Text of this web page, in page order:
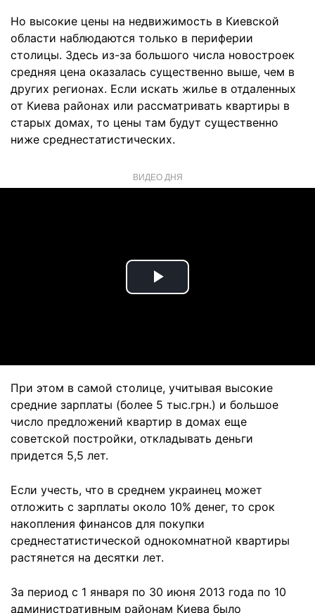
Но высокие цены на недвижимость в Киевской
области наблюдаются только в периферии
столицы. Здесь из-за большого числа новостроек
средняя цена оказалась существенно выше, чем в
других регионах. Если искать жилье в отдаленных
от Киева районах или рассматривать квартиры в
старых домах, то цены там будут существенно
ниже среднестатистических.
ВИДЕО ДНЯ
Play
При этом в самой столице, учитывая высокие
средние зарплаты (более 5 тыс.грн.) и большое
число предложений квартир в домах еще
советской постройки, откладывать деньги
придется 5,5 лет.
Если учесть, что в среднем украинец может
отложить с зарплаты около 10% денег, то срок
накопления финансов для покупки
среднестатистической однокомнатной квартиры
растянется на десятки лет.
За период с 1 января по 30 июня 2013 года по 10
административным районам Киева было